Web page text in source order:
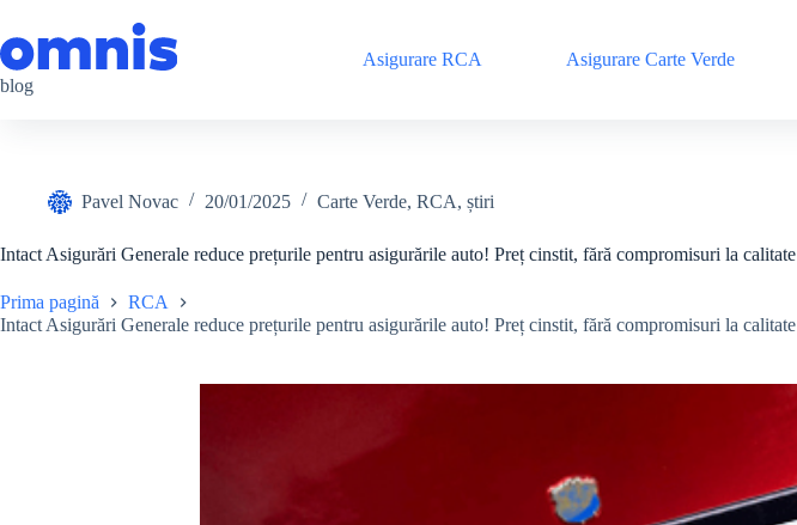
conținut
blog
Asigurare RCA Asigurare Carte Verde
Pavel Novac 20/01/2025 Carte Verde, RCA, știri
Intact Asigurări Generale reduce prețurile pentru asigurările auto! Preț cinstit, fără compromisuri la calitate
Prima pagină
RCA
Intact Asigurări Generale reduce prețurile pentru asigurările auto! Preț cinstit, fără compromisuri la calitate